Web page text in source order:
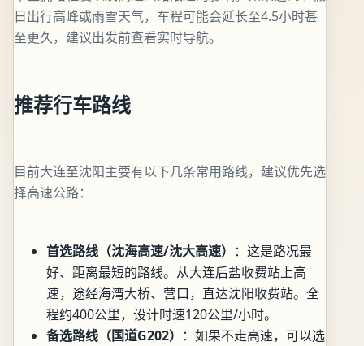
日出行高峰或雨雪天气，车程可能会延长至4.5小时甚
至更久，建议出发前查看实时导航。
推荐行车路线
目前大连至沈阳主要有以下几条常用路线，建议优先选
择高速公路：
首选路线（沈海高速/沈大高速） ：这是路况最
好、距离最短的路线。从大连后盐收费站上高
速，途经海湾大桥、营口，直达沈阳收费站。全
程约400公里，设计时速120公里/小时。
备选路线（国道G202） ：如果不走高速，可以选